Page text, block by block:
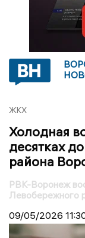
ЖКХ
Холодная
десятках
района
РВК-Воронеж
Левобережного
09/05/2026